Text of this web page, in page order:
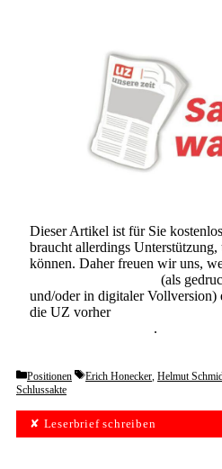
Dieser Artikel ist für Sie
braucht allerdings
können. Daher freuen wir uns,
(als
und/oder in digitaler Vollversion)
die UZ vorher
.
Categories
Positionen Tags
Erich Honecker, Helmut
Schlussakte
✘ Leserbrief schreiben